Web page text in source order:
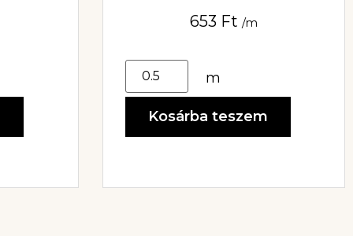
653 Ft /m
m
Kosárba teszem